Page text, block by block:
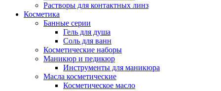
Растворы для контактных линз
Косметика
Банные серии
Гель для душа
Соль для ванн
Косметические наборы
Маникюр и педикюр
Инструменты для маникюра
Масла косметические
Косметическое масло